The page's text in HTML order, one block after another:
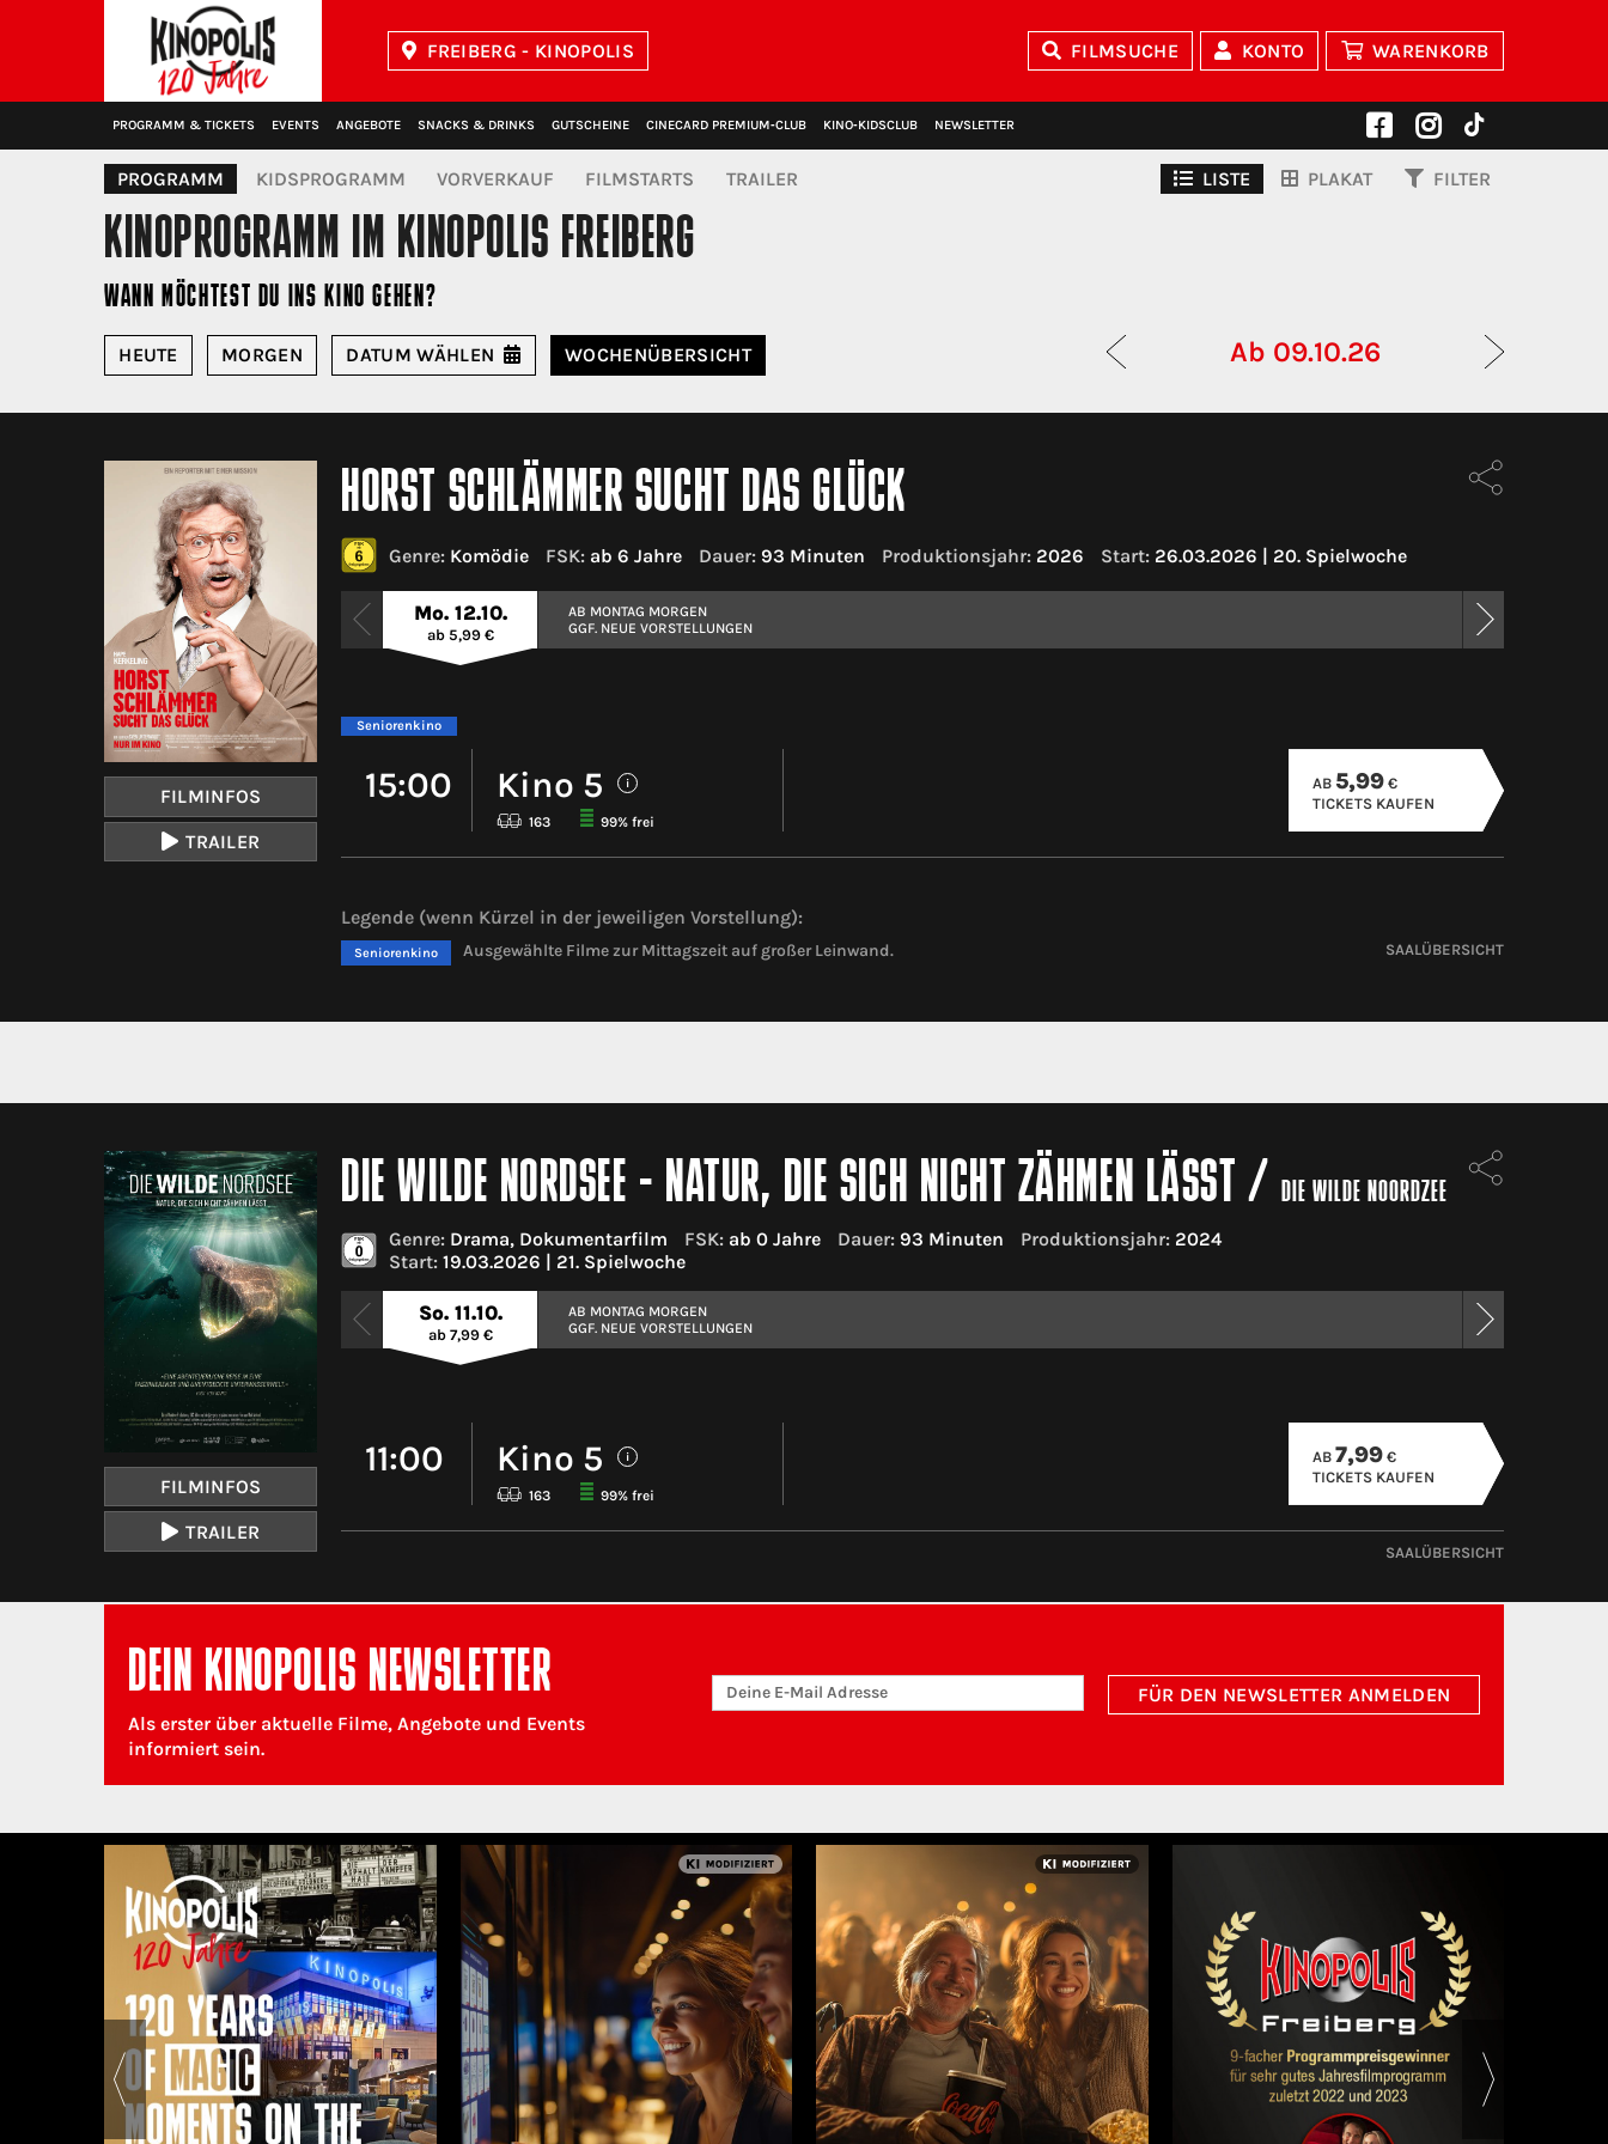
FREIBERG - KINOPOLIS FILMSUCHE KONTO WARENKORB
PROGRAMM & TICKETS EVENTS ANGEBOTE SNACKS & DRINKS GUTSCHEINE CINECARD PREMIUM‑CLUB KINO‑KIDSCLUB NEWSLETTER
PROGRAMM KIDSPROGRAMM VORVERKAUF FILMSTARTS TRAILER LISTE PLAKAT FILTER
KINOPROGRAMM IM KINOPOLIS FREIBERG
WANN MÖCHTEST DU INS KINO GEHEN?
HEUTE MORGEN DATUM WÄHLEN WOCHENÜBERSICHT Ab 09.10.26
FILMINFOS
TRAILER
HORST SCHLÄMMER SUCHT DAS GLÜCK
Genre: Komödie FSK: ab 6 Jahre Dauer: 93 Minuten Produktionsjahr: 2026 Start: 26.03.2026 | 20. Spielwoche
Mo. 12.10.
ab 5,99 €
AB MONTAG MORGEN
GGF. NEUE VORSTELLUNGEN
Seniorenkino
15:00 Kino 5 i
163 99% frei
AB 5,99€
TICKETS KAUFEN
Legende (wenn Kürzel in der jeweiligen Vorstellung):
Seniorenkino Ausgewählte Filme zur Mittagszeit auf großer Leinwand. SAALÜBERSICHT
FILMINFOS
TRAILER
DIE WILDE NORDSEE - NATUR, DIE SICH NICHT ZÄHMEN LÄSST / DIE WILDE NOORDZEE
Genre: Drama, Dokumentarfilm FSK: ab 0 Jahre Dauer: 93 Minuten Produktionsjahr: 2024
Start: 19.03.2026 | 21. Spielwoche
So. 11.10.
ab 7,99 €
AB MONTAG MORGEN
GGF. NEUE VORSTELLUNGEN
11:00 Kino 5 i
163 99% frei
AB 7,99€
TICKETS KAUFEN
SAALÜBERSICHT
DEIN KINOPOLIS NEWSLETTER
Als erster über aktuelle Filme, Angebote und Events
informiert sein.
FÜR DEN NEWSLETTER ANMELDEN